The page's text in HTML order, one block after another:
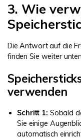
3. Wie
Die Antwort auf die
finden Sie weiter
verwenden
Schritt 1: Sobald
Sie einige
automatisch